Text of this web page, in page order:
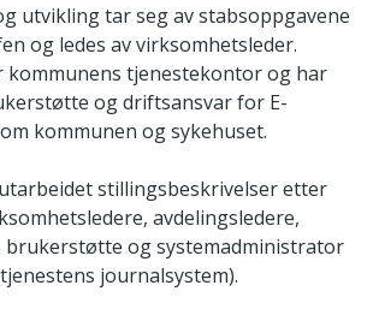
utvikling tar seg av stabsoppgavene
og ledes av virksomhetsleder.
kommunens tjenestekontor og har
og driftsansvar for E-
kommunen og sykehuset.
stillingsbeskrivelser etter
avdelingsledere,
brukerstøtte og systemadministrator
journalsystem).